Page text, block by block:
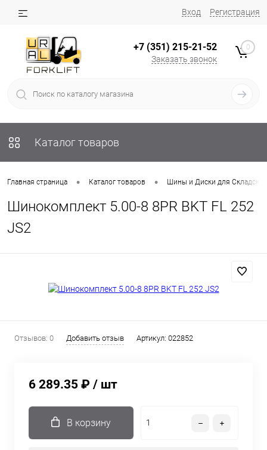
Вход Регистрация
+7 (351) 215-21-52
Заказать звонок
0
Каталог товаров
Главная страница • Каталог товаров • Шины и Диски для
Шинокомплект 5.00-8 8PR BKT FL 252
JS2
Отзывов: 0 Добавить отзыв Артикул: 022852
6 289.35 ₽ / шт
В корзину